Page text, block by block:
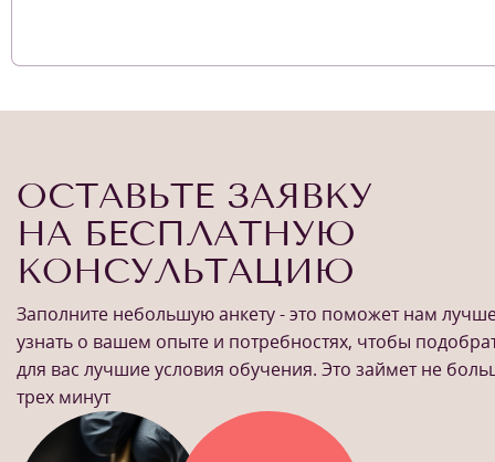
ОСТАВЬТЕ ЗАЯВКУ
НА БЕСПЛАТНУЮ
КОНСУЛЬТАЦИЮ
Заполните небольшую анкету - это поможет нам
узнать о вашем опыте и потребностях, чтобы
для вас лучшие условия обучения. Это займет не
трех минут